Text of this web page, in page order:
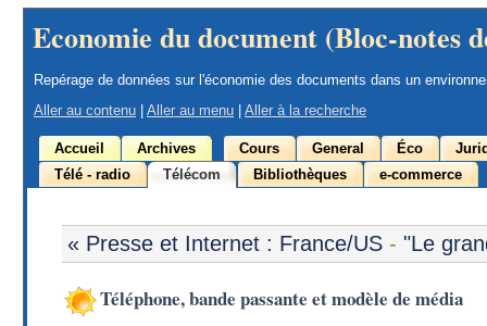
Economie du document (Bloc-notes
Repérage de données sur l'économie des documents dans un
Aller au contenu
Aller au menu Aller à la recherche
Accueil Archives Cours General Éco
Télé - radio
Télécom Bibliothèques e-commerce
« Presse et Internet : France/US - "Le
Téléphone, bande passante et modèle de média